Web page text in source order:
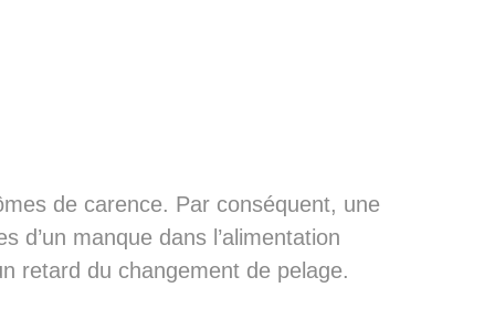
de carence. Par conséquent, une
d’un manque dans l’alimentation
retard du changement de pelage.